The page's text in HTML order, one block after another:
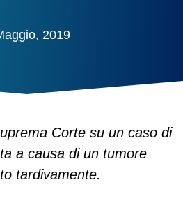
2019
Corte su un caso di
a causa di un tumore
tardivamente.